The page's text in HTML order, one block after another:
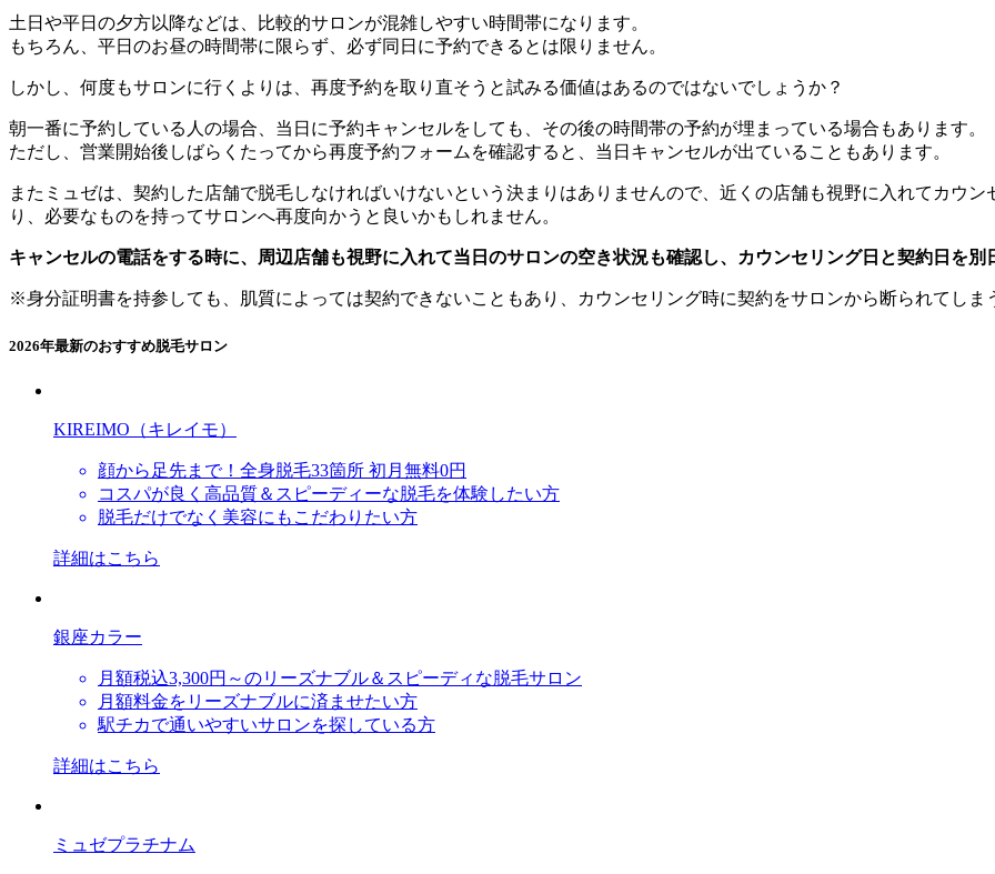
土日や平日の夕方以降などは、比較的サロンが混雑しやすい時間帯になります。
もちろん、平日のお昼の時間帯に限らず、必ず同日に予約できるとは限りません。
しかし、何度もサロンに行くよりは、再度予約を取り直そうと試みる価値はあるのではないでしょうか？
朝一番に予約している人の場合、当日に予約キャンセルをしても、その後の時間帯の予約が埋まっている場合もあります。
ただし、営業開始後しばらくたってから再度予約フォームを確認すると、当日キャンセルが出ていることもあります。
またミュゼは、契約した店舗で脱毛しなければいけないという決まりはありませんので、近くの店舗も視野に入れてカウ
り、必要なものを持ってサロンへ再度向かうと良いかもしれません。
キャンセルの電話をする時に、周辺店舗も視野に入れて当日のサロンの空き状況も確認し、カウンセリング日と契約日を別
※身分証明書を持参しても、肌質によっては契約できないこともあり、カウンセリング時に契約をサロンから断られてしま
2026年最新のおすすめ脱毛サロン
KIREIMO（キレイモ）
顔から足先まで！全身脱毛33箇所 初月無料0円
コスパが良く高品質＆スピーディーな脱毛を体験したい方
脱毛だけでなく美容にもこだわりたい方
詳細はこちら
銀座カラー
月額税込3,300円～のリーズナブル＆スピーディな脱毛サロン
月額料金をリーズナブルに済ませたい方
駅チカで通いやすいサロンを探している方
詳細はこちら
ミュゼプラチナム